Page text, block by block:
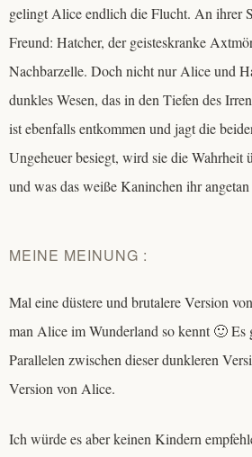
gelingt Alice endlich die Flucht. An ihrer
Freund: Hatcher, der geisteskranke
Nachbarzelle. Doch nicht nur Alice und
dunkles Wesen, das in den Tiefen des
ist ebenfalls entkommen und jagt die
Ungeheuer besiegt, wird sie die Wahrheit
und was das weiße Kaninchen ihr
MEINE MEINUNG :
Mal eine düstere und brutalere Version
man Alice im Wunderland so kennt 🙂 Es
Parallelen zwischen dieser dunkleren
Version von Alice.
Ich würde es aber keinen Kindern